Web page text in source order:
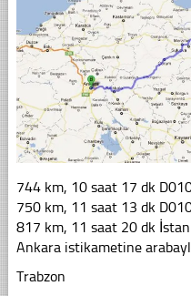
744 km, 10 saat 17 dk
750 km, 11 saat 13 dk
817 km, 11 saat 20 dk
Ankara istikametine
Trabzon